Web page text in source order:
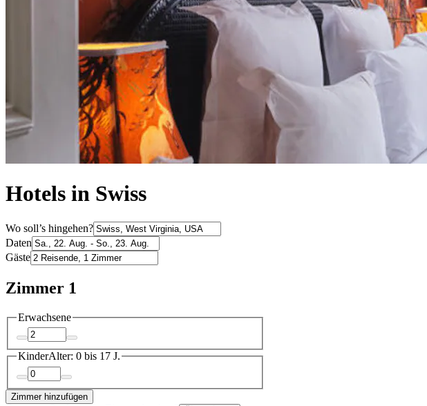
Hotels in Swiss
Wo soll’s hingehen?
Daten
Gäste
Zimmer 1
Erwachsene
KinderAlter: 0 bis 17 J.
Zimmer hinzufügen